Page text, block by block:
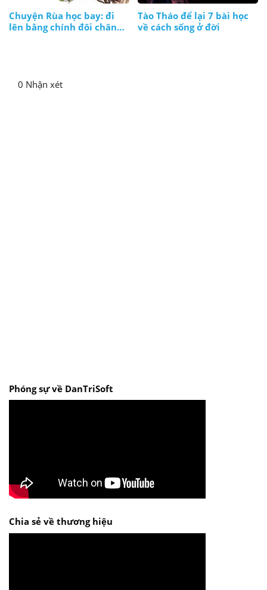
Chuyện Rùa học bay: đi
lên bằng chính đôi chân
Tào Tháo để lại 7 bài học
về cách sống ở đời
0 Nhận xét
Phóng sự về DanTriSoft
Chia sẻ về thương hiệu